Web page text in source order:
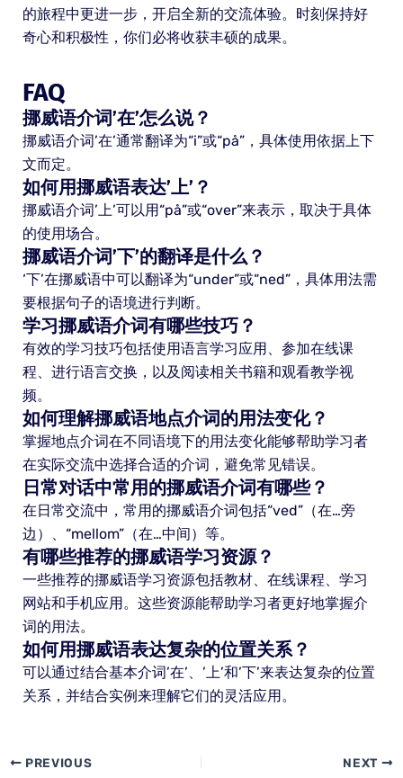
的旅程中更进一步，开启全新的交流体验。时刻保持好
奇心和积极性，你们必将收获丰硕的成果。
FAQ
挪威语介词’在’怎么说？
挪威语介词’在’通常翻译为“i”或“på”，具体使用依据上下
文而定。
如何用挪威语表达’上’？
挪威语介词’上’可以用“på”或“over”来表示，取决于具体
的使用场合。
挪威语介词’下’的翻译是什么？
‘下’在挪威语中可以翻译为“under”或“ned”，具体用法需
要根据句子的语境进行判断。
学习挪威语介词有哪些技巧？
有效的学习技巧包括使用语言学习应用、参加在线课
程、进行语言交换，以及阅读相关书籍和观看教学视
频。
如何理解挪威语地点介词的用法变化？
掌握地点介词在不同语境下的用法变化能够帮助学习者
在实际交流中选择合适的介词，避免常见错误。
日常对话中常用的挪威语介词有哪些？
在日常交流中，常用的挪威语介词包括“ved”（在…旁
边）、“mellom”（在…中间）等。
有哪些推荐的挪威语学习资源？
一些推荐的挪威语学习资源包括教材、在线课程、学习
网站和手机应用。这些资源能帮助学习者更好地掌握介
词的用法。
如何用挪威语表达复杂的位置关系？
可以通过结合基本介词’在’、’上’和’下’来表达复杂的位置
关系，并结合实例来理解它们的灵活应用。
PREVIOUS NEXT